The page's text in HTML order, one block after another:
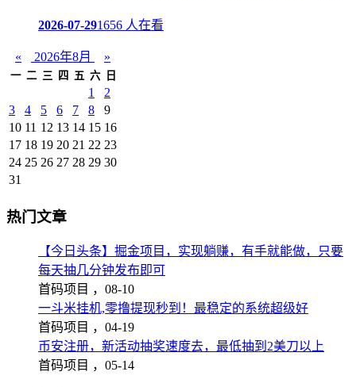
2026-07-291656 人在看
« 2026年8月 »
一 二 三 四 五 六 日
1
2
3
4 5 6 7 8
9
10 11 12 13 14 15 16
17 18 19 20 21 22 23
24 25 26 27 28 29 30
31
热门文章
【今日头条】掘金项目，实现躺赚，有手就能做，只要
每天抽几分钟发布即可
首码项目 ， 08-10
一斗米挂机,零撸提现秒到！最稳定的系统超级好
首码项目 ， 04-19
币安注册，新活动抽奖速度去，最低抽到2美刀以上
首码项目 ， 05-14